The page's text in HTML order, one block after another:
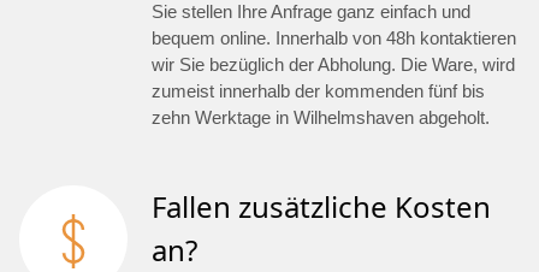
Sie stellen Ihre Anfrage ganz einfach und
bequem online. Innerhalb von 48h kontaktieren
wir Sie bezüglich der Abholung. Die Ware, wird
zumeist innerhalb der kommenden fünf bis
zehn Werktage in Wilhelmshaven abgeholt.
Fallen zusätzliche Kosten
an?